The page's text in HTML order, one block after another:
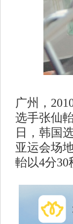
广州，
选手张仙
日，韩国
亚运会场
軩以4分30